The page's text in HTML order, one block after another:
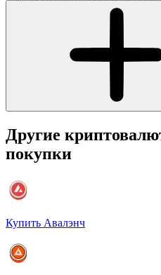
Другие
покупки
Купить Авалэнч